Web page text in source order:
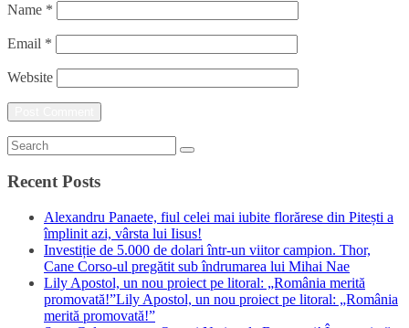
Name *
Email *
Website
Recent Posts
Alexandru Panaete, fiul celei mai iubite florărese din Pitești a
împlinit azi, vârsta lui Iisus!
Investiție de 5.000 de dolari într-un viitor campion. Thor,
Cane Corso-ul pregătit sub îndrumarea lui Mihai Nae
Lily Apostol, un nou proiect pe litoral: „România merită
promovată!”Lily Apostol, un nou proiect pe litoral: „România
merită promovată!”